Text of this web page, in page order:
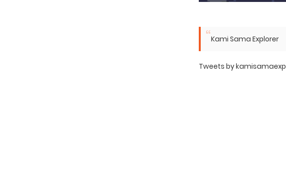
Kami Sama Explorer
Tweets by kamisamaexp